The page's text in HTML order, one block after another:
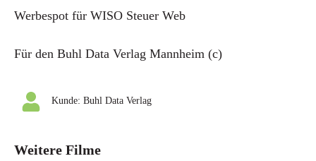
Werbespot für WISO Steuer Web
Für den Buhl Data Verlag Mannheim (c)
Kunde: Buhl Data Verlag
Weitere Filme